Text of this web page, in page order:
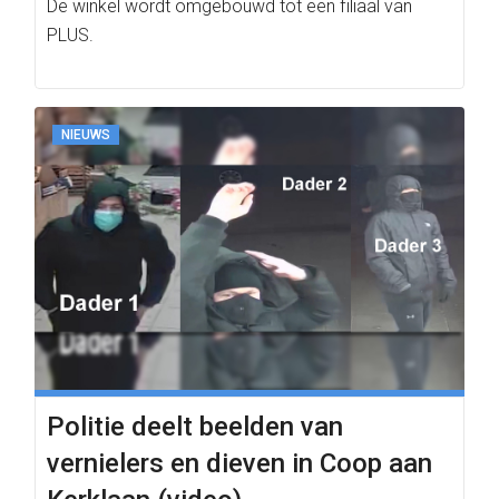
De winkel wordt omgebouwd tot een filiaal van
PLUS.
NIEUWS
Politie deelt beelden van
vernielers en dieven in Coop aan